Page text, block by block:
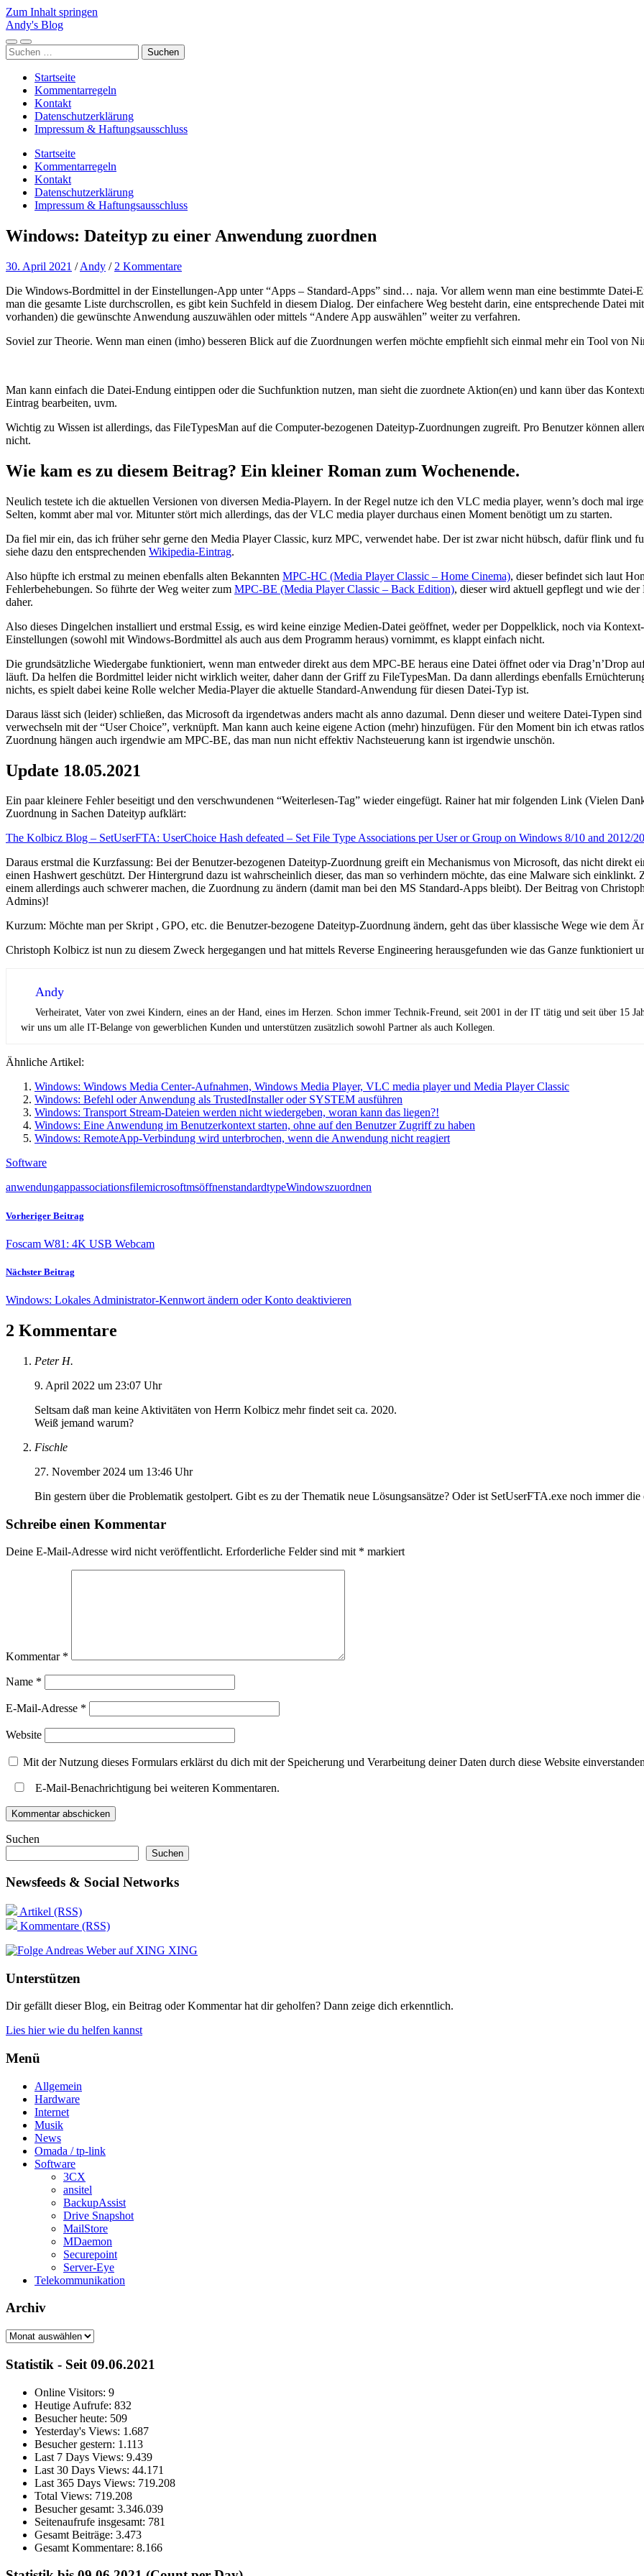
Zum Inhalt springen
Andy's Blog
Mobile-
Menü
Suchfeld
ein-/ausblenden
Suchen
nach:
Startseite
Kommentarregeln
Kontakt
Datenschutzerklärung
Impressum & Haftungsausschluss
Startseite
Kommentarregeln
Kontakt
Datenschutzerklärung
Impressum & Haftungsausschluss
Windows: Dateityp zu einer Anwendung zuordnen
30. April 2021 /Andy / 2 Kommentare
Die Windows-Bordmittel in der Einstellungen-App unter “Apps – Standard-Apps” sind… naja. Vor allem wenn man eine bestimmte Datei-
man die gesamte Liste durchscrollen, es gibt kein Suchfeld in diesem Dialog. Der einfachere Weg besteht darin, eine entsprechende Datei
vorhanden) die gewünschte Anwendung auszuwählen oder mittels “Andere App auswählen” weiter zu verfahren.
Soviel zur Theorie. Wenn man einen (imho) besseren Blick auf die Zuordnungen werfen möchte empfiehlt sich einmal mehr ein Tool von
Man kann einfach die Datei-Endung eintippen oder die Suchfunktion nutzen, man sieht die zuordnete Aktion(en) und kann über das
Eintrag bearbeiten, uvm.
Wichtig zu Wissen ist allerdings, das FileTypesMan auf die Computer-bezogenen Dateityp-Zuordnungen zugreift. Pro Benutzer können
nicht.
Wie kam es zu diesem Beitrag? Ein kleiner Roman zum Wochenende.
Neulich testete ich die aktuellen Versionen von diversen Media-Playern. In der Regel nutze ich den VLC media player, wenn’s doch mal
Selten, kommt aber mal vor. Mitunter stört mich allerdings, das der VLC media player durchaus einen Moment benötigt um zu starten.
Da fiel mir ein, das ich früher sehr gerne den Media Player Classic, kurz MPC, verwendet habe. Der ist zwar nicht hübsch, dafür flink
siehe dazu den entsprechenden Wikipedia-Eintrag.
Also hüpfte ich erstmal zu meinen ebenfalls alten Bekannten MPC-HC (Media Player Classic – Home Cinema), dieser befindet sich laut
Fehlerbehebungen. So führte der Weg weiter zum MPC-BE (Media Player Classic – Back Edition), dieser wird aktuell gepflegt und wie
daher.
Also dieses Dingelchen installiert und erstmal Essig, es wird keine einzige Medien-Datei geöffnet, weder per Doppelklick, noch via
Einstellungen (sowohl mit Windows-Bordmittel als auch aus dem Programm heraus) vornimmt, es klappt einfach nicht.
Die grundsätzliche Wiedergabe funktioniert, wenn man entweder direkt aus dem MPC-BE heraus eine Datei öffnet oder via Drag’n’Drop
läuft. Da helfen die Bordmittel leider nicht wirklich weiter, daher dann der Griff zu FileTypesMan. Da dann allerdings ebenfalls
nichts, es spielt dabei keine Rolle welcher Media-Player die aktuelle Standard-Anwendung für diesen Datei-Typ ist.
Daraus lässt sich (leider) schließen, das Microsoft da irgendetwas anders macht als anno dazumal. Denn dieser und weitere Datei-Typen
verwechseln mit der “User Choice”, verknüpft. Man kann auch keine eigene Action (mehr) hinzufügen. Für den Moment bin ich etwas
Zuordnung hängen auch irgendwie am MPC-BE, das man nun nicht effektiv Nachsteuerung kann ist irgendwie unschön.
Update 18.05.2021
Ein paar kleinere Fehler beseitigt und den verschwundenen “Weiterlesen-Tag” wieder eingefügt. Rainer hat mir folgenden Link (Vielen
Zuordnung in Sachen Dateityp aufklärt:
The Kolbicz Blog – SetUserFTA: UserChoice Hash defeated – Set File Type Associations per User or Group on Windows 8/10 and 2012/
Daraus erstmal die Kurzfassung: Bei der Benutzer-bezogenen Dateityp-Zuordnung greift ein Mechanismus von Microsoft, das nicht direkt
einen Hashwert geschützt. Der Hintergrund dazu ist wahrscheinlich dieser, das man so verhindern möchte, das eine Malware sich einklinkt.
einem allerdings auch schwerer machen, die Zuordnung zu ändern (damit man bei den MS Standard-Apps bleibt). Der Beitrag von
Admins)!
Kurzum: Möchte man per Skript , GPO, etc. die Benutzer-bezogene Dateityp-Zuordnung ändern, geht das über klassische Wege wie dem
Christoph Kolbicz ist nun zu diesem Zweck hergegangen und hat mittels Reverse Engineering herausgefunden wie das Ganze funktioniert
Andy
Verheiratet, Vater von zwei Kindern, eines an der Hand, eines im Herzen. Schon immer Technik-Freund, seit 2001 in der IT tätig und seit über 15
wir uns um alle IT-Belange von gewerblichen Kunden und unterstützen zusätzlich sowohl Partner als auch Kollegen.
Ähnliche Artikel:
Windows: Windows Media Center-Aufnahmen, Windows Media Player, VLC media player und Media Player Classic
Windows: Befehl oder Anwendung als TrustedInstaller oder SYSTEM ausführen
Windows: Transport Stream-Dateien werden nicht wiedergeben, woran kann das liegen?!
Windows: Eine Anwendung im Benutzerkontext starten, ohne auf den Benutzer Zugriff zu haben
Windows: RemoteApp-Verbindung wird unterbrochen, wenn die Anwendung nicht reagiert
Software
anwendungappassociationsfilemicrosoftmsöffnenstandardtypeWindowszuordnen
Vorheriger Beitrag
Foscam W81: 4K USB Webcam
Nächster Beitrag
Windows: Lokales Administrator-Kennwort ändern oder Konto deaktivieren
2 Kommentare
Peter H.
9. April 2022 um 23:07 Uhr
Seltsam daß man keine Aktivitäten von Herrn Kolbicz mehr findet seit ca. 2020.
Weiß jemand warum?
Fischle
27. November 2024 um 13:46 Uhr
Bin gestern über die Problematik gestolpert. Gibt es zu der Thematik neue Lösungsansätze? Oder ist SetUserFTA.exe noch immer
Schreibe einen Kommentar
Deine E-Mail-Adresse wird nicht veröffentlicht. Erforderliche Felder sind mit * markiert
Kommentar *
Name *
E-Mail-Adresse *
Website
Mit der Nutzung dieses Formulars erklärst du dich mit der Speicherung und Verarbeitung deiner Daten durch diese Website
E-Mail-Benachrichtigung bei weiteren Kommentaren.
Suchen
Suchen
Newsfeeds & Social Networks
Artikel (RSS)
Kommentare (RSS)
XING
Unterstützen
Dir gefällt dieser Blog, ein Beitrag oder Kommentar hat dir geholfen? Dann zeige dich erkenntlich.
Lies hier wie du helfen kannst
Menü
Allgemein
Hardware
Internet
Musik
News
Omada / tp-link
Software
3CX
ansitel
BackupAssist
Drive Snapshot
MailStore
MDaemon
Securepoint
Server-Eye
Telekommunikation
Archiv
Archiv
Statistik - Seit 09.06.2021
Online Visitors: 9
Heutige Aufrufe: 832
Besucher heute: 509
Yesterday's Views: 1.687
Besucher gestern: 1.113
Last 7 Days Views: 9.439
Last 30 Days Views: 44.171
Last 365 Days Views: 719.208
Total Views: 719.208
Besucher gesamt: 3.346.039
Seitenaufrufe insgesamt: 781
Gesamt Beiträge: 3.473
Gesamt Kommentare: 8.166